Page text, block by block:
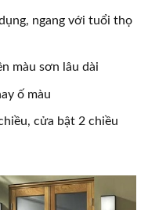
ngang với tuổi thọ
màu sơn lâu dài
ố màu
cửa bật 2 chiều